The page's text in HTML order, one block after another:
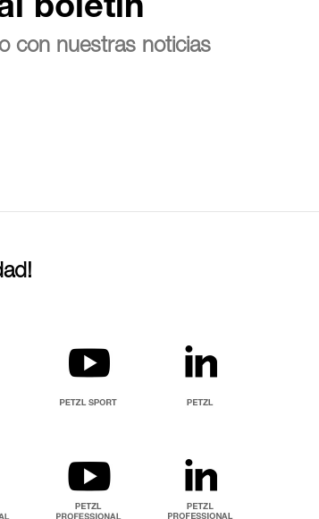
boletín
con nuestras noticias